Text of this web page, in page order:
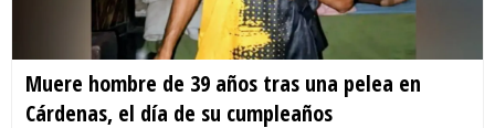
Muere hombre de 39 años tras una pelea en
Cárdenas, el día de su cumpleaños